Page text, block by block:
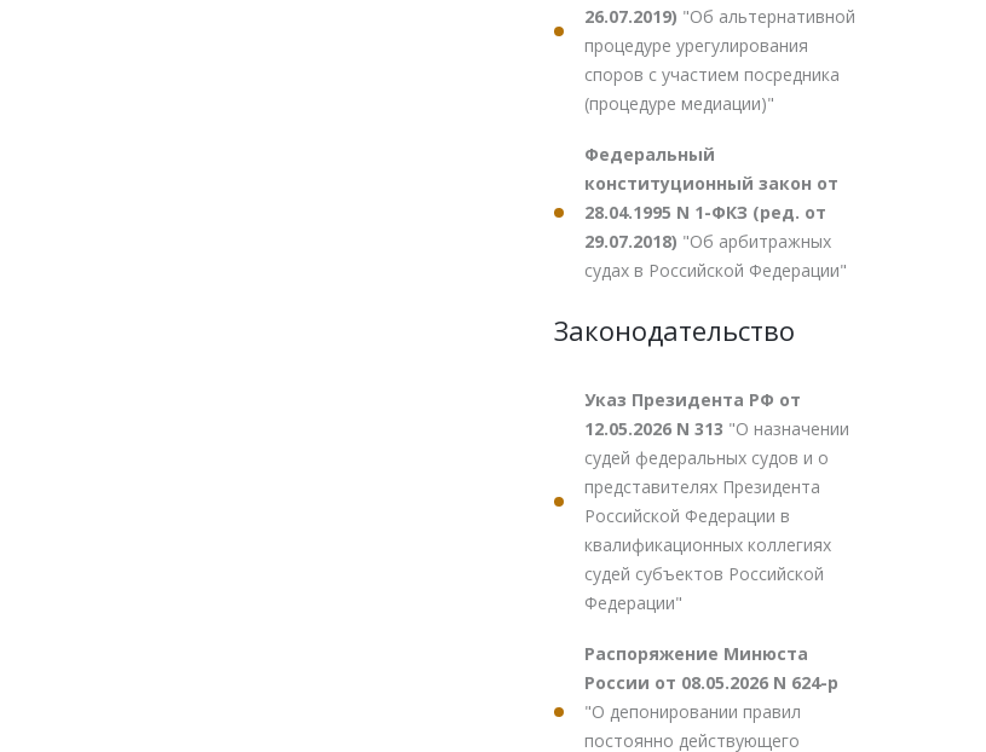
26.07.2019) "Об альтернативной
процедуре урегулирования
споров с участием посредника
(процедуре медиации)"
Федеральный
конституционный закон от
28.04.1995 N 1-ФКЗ (ред. от
29.07.2018) "Об арбитражных
судах в Российской Федерации"
Законодательство
Указ Президента РФ от
12.05.2026 N 313 "О назначении
судей федеральных судов и о
представителях Президента
Российской Федерации в
квалификационных коллегиях
судей субъектов Российской
Федерации"
Распоряжение Минюста
России от 08.05.2026 N 624-р
"О депонировании правил
постоянно действующего